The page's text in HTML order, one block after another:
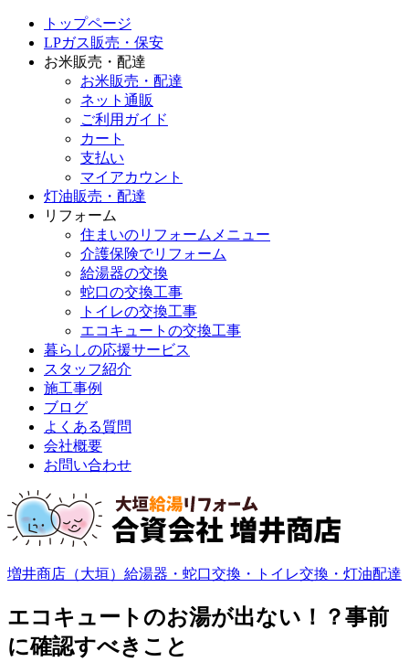
トップページ
LPガス販売・保安
お米販売・配達
お米販売・配達
ネット通販
ご利用ガイド
カート
支払い
マイアカウント
灯油販売・配達
リフォーム
住まいのリフォームメニュー
介護保険でリフォーム
給湯器の交換
蛇口の交換工事
トイレの交換工事
エコキュートの交換工事
暮らしの応援サービス
スタッフ紹介
施工事例
ブログ
よくある質問
会社概要
お問い合わせ
増井商店（大垣）給湯器・蛇口交換・トイレ交換・灯油配達
エコキュートのお湯が出ない！？事前
に確認すべきこと